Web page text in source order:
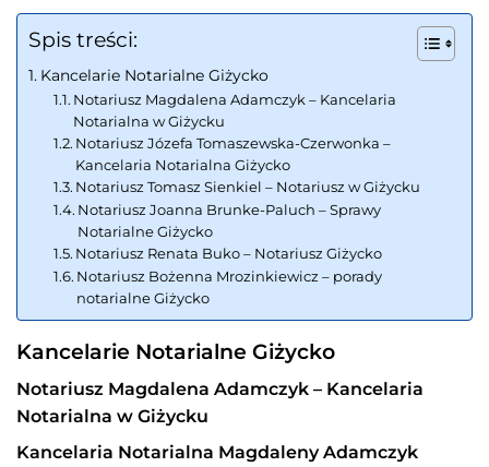
Spis treści:
Kancelarie Notarialne Giżycko
Notariusz Magdalena Adamczyk – Kancelaria
Notarialna w Giżycku
Notariusz Józefa Tomaszewska-Czerwonka –
Kancelaria Notarialna Giżycko
Notariusz Tomasz Sienkiel – Notariusz w Giżycku
Notariusz Joanna Brunke-Paluch – Sprawy
Notarialne Giżycko
Notariusz Renata Buko – Notariusz Giżycko
Notariusz Bożenna Mrozinkiewicz – porady
notarialne Giżycko
Kancelarie Notarialne Giżycko
Notariusz Magdalena Adamczyk – Kancelaria
Notarialna w Giżycku
Kancelaria Notarialna Magdaleny Adamczyk